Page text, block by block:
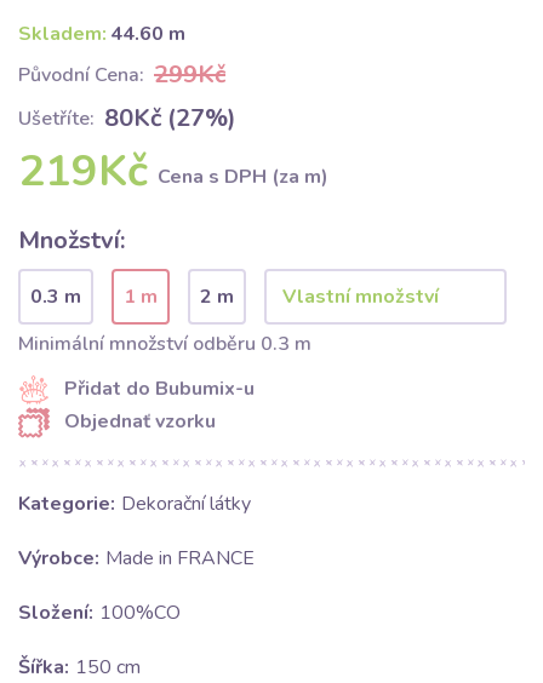
Skladem: 44.60 m
Původní Cena: 299Kč
Ušetříte: 80Kč (27%)
219Kč Cena s DPH (za m)
Množství:
0.3 m 1 m
2 m
Minimální množství odběru 0.3 m
Přidat do Bubumix-u
Objednať vzorku
Kategorie: Dekorační látky
Výrobce: Made in FRANCE
Složení: 100%CO
Šířka: 150 cm